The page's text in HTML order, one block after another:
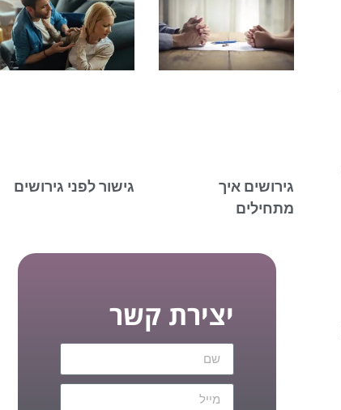
גירושים איך
מתחילים
גישור לפני גירושים
יצירת קשר